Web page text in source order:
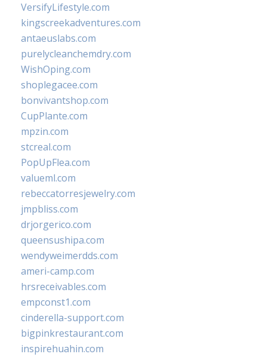
VersifyLifestyle.com
kingscreekadventures.com
antaeuslabs.com
purelycleanchemdry.com
WishOping.com
shoplegacee.com
bonvivantshop.com
CupPlante.com
mpzin.com
stcreal.com
PopUpFlea.com
valueml.com
rebeccatorresjewelry.com
jmpbliss.com
drjorgerico.com
queensushipa.com
wendyweimerdds.com
ameri-camp.com
hrsreceivables.com
empconst1.com
cinderella-support.com
bigpinkrestaurant.com
inspirehuahin.com